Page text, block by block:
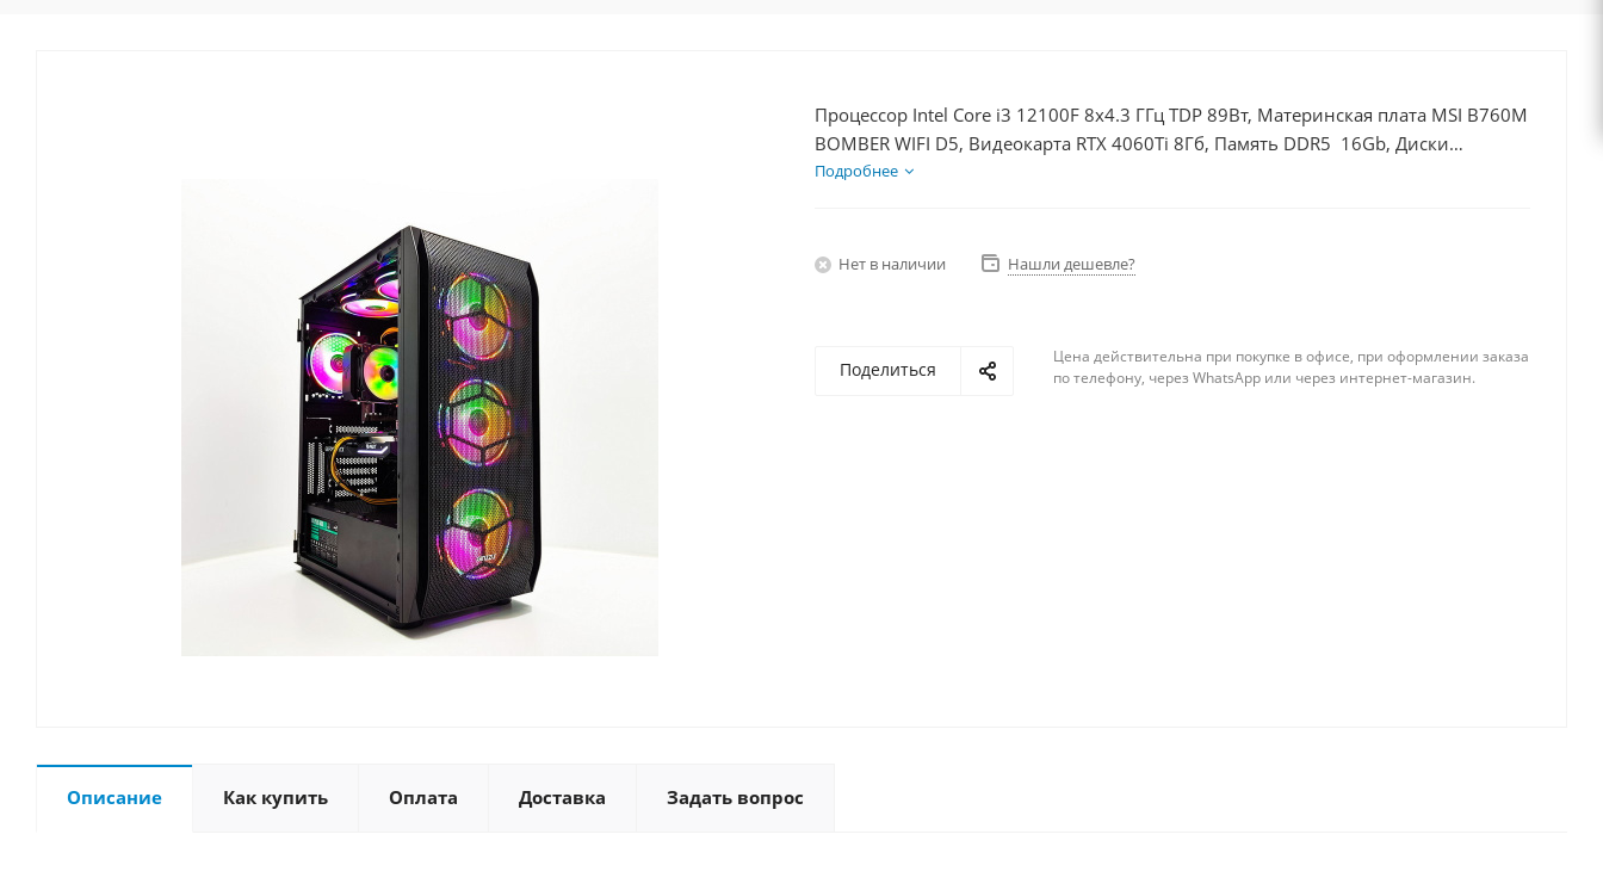
Процессор Intel Core i3 12100F 8x4.3 ГГц TDP 89Вт, Материнская плата MSI B760M
BOMBER WIFI D5, Видеокарта RTX 4060Ti 8Гб, Память DDR5 16Gb, Диски
SSD 500Гб + HDD 2Тб, БП 600Вт
Подробнее
Нет в наличии Нашли дешевле?
Поделиться
Цена действительна при покупке в офисе, при оформлении заказа
по телефону, через WhatsApp или через интернет-магазин.
Описание Как купить Оплата Доставка Задать вопрос